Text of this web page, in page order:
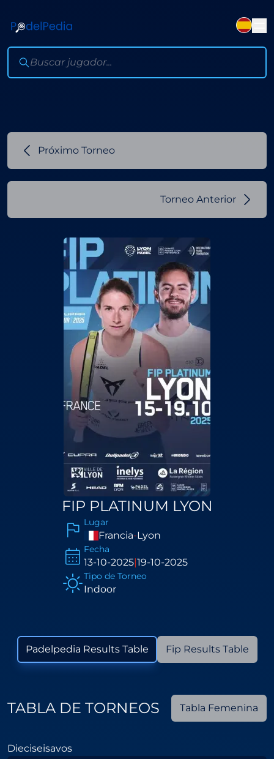
Próximo Torneo
Torneo Anterior
FIP PLATINUM LYON
Lugar
Francia-Lyon
Fecha
13-10-2025|19-10-2025
Tipo de Torneo
Indoor
Padelpedia Results Table Fip Results Table
TABLA DE TORNEOS Tabla Femenina
Dieciseisavos